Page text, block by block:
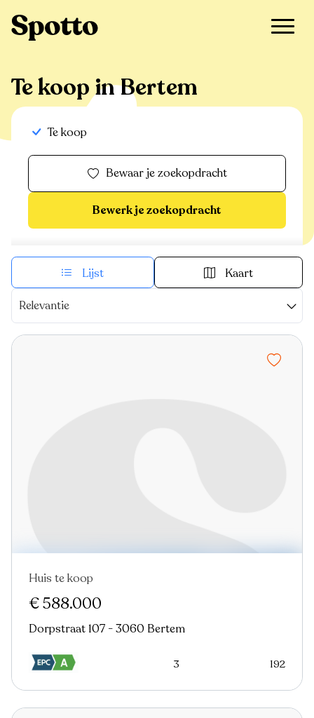
Te koop in Bertem
Te koop
Bewaar je zoekopdracht
Bewerk je zoekopdracht
Lijst Kaart
Relevantie
Huis te koop
€ 588.000
Dorpstraat 107 - 3060 Bertem
3 192